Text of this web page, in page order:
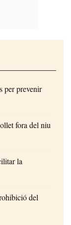
per prevenir
fora del niu
la
del